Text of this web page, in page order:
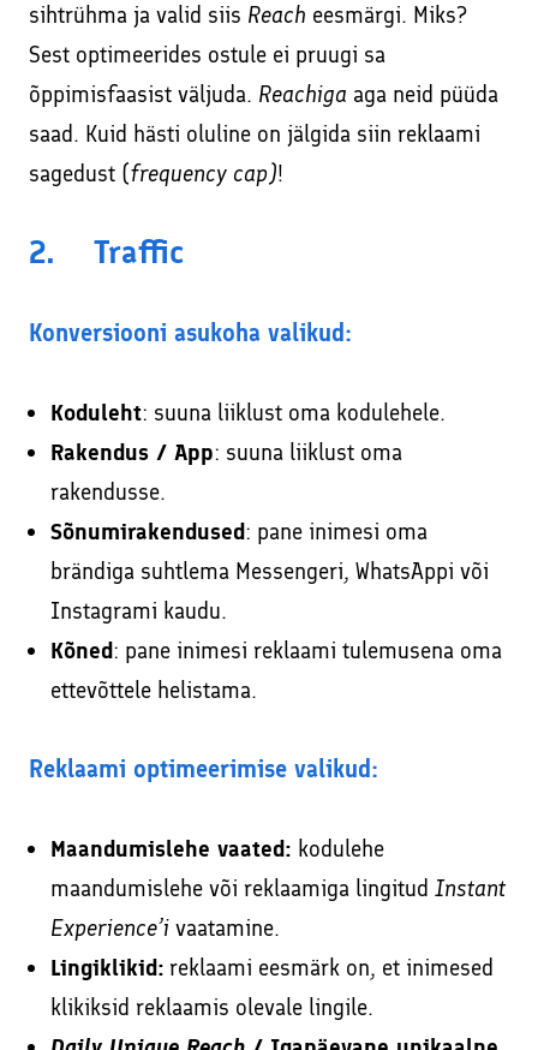
sihtrühma ja valid siis Reach eesmärgi. Miks?
Sest optimeerides ostule ei pruugi sa
õppimisfaasist väljuda. Reachiga aga neid püüda
saad. Kuid hästi oluline on jälgida siin reklaami
sagedust (frequency cap)!
2. Traffic
Konversiooni asukoha valikud:
Koduleht: suuna liiklust oma kodulehele.
Rakendus / App: suuna liiklust oma
rakendusse.
Sõnumirakendused: pane inimesi oma
brändiga suhtlema Messengeri, WhatsAppi või
Instagrami kaudu.
Kõned: pane inimesi reklaami tulemusena oma
ettevõttele helistama.
Reklaami optimeerimise valikud:
Maandumislehe vaated: kodulehe
maandumislehe või reklaamiga lingitud Instant
Experience’i vaatamine.
Lingiklikid:reklaami eesmärk on, et inimesed
klikiksid reklaamis olevale lingile.